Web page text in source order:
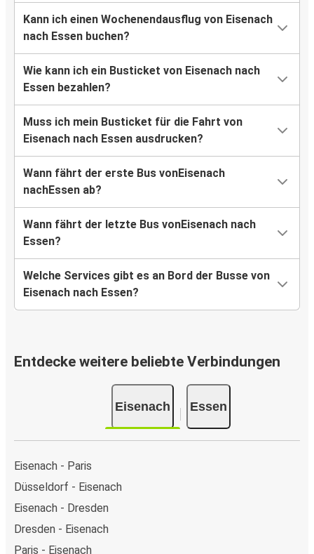
Kann ich einen Wochenendausflug von Eisenach
nach Essen buchen?
Wie kann ich ein Busticket von Eisenach nach
Essen bezahlen?
Muss ich mein Busticket für die Fahrt von
Eisenach nach Essen ausdrucken?
Wann fährt der erste Bus vonEisenach
nachEssen ab?
Wann fährt der letzte Bus vonEisenach nach
Essen?
Welche Services gibt es an Bord der Busse von
Eisenach nach Essen?
Entdecke weitere beliebte Verbindungen
Eisenach Essen
Eisenach - Paris
Düsseldorf - Eisenach
Eisenach - Dresden
Dresden - Eisenach
Paris - Eisenach